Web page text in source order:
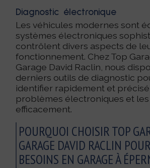
Diagnostic électronique
Les véhicules modernes sont
systèmes électroniques
contrôlent divers aspects de
fonctionnement. Chez Top
Garage David Raclin, nous
derniers outils de diagnostic
identifier rapidement et
problèmes électroniques et
efficacement.
POURQUOI CHOISIR TOP
GARAGE DAVID RACLIN
BESOINS EN GARAGE À